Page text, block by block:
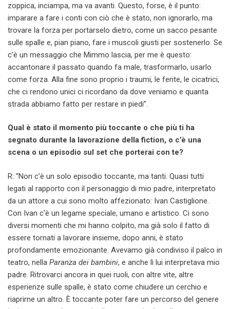
zoppica, inciampa, ma va avanti. Questo, forse, è il punto:
imparare a fare i conti con ciò che è stato, non ignorarlo, ma
trovare la forza per portarselo dietro, come un sacco pesante
sulle spalle e, pian piano, fare i muscoli giusti per sostenerlo. Se
c’è un messaggio che Mimmo lascia, per me è questo:
accantonare il passato quando fa male, trasformarlo, usarlo
come forza. Alla fine sono proprio i traumi, le ferite, le cicatrici,
che ci rendono unici ci ricordano da dove veniamo e quanta
strada abbiamo fatto per restare in piedi”.
Qual è stato il momento più toccante o che più ti ha
segnato durante la lavorazione della fiction, o c’è una
scena o un episodio sul set che porterai con te?
R: “Non c’è un solo episodio toccante, ma tanti. Quasi tutti
legati al rapporto con il personaggio di mio padre, interpretato
da un attore a cui sono molto affezionato: Ivan Castiglione.
Con Ivan c’è un legame speciale, umano e artistico. Ci sono
diversi momenti che mi hanno colpito, ma già solo il fatto di
essere tornati a lavorare insieme, dopo anni, è stato
profondamente emozionante. Avevamo già condiviso il palco in
teatro, nella Paranza dei bambini, e anche lì lui interpretava mio
padre. Ritrovarci ancora in quei ruoli, con altre vite, altre
esperienze sulle spalle, è stato come chiudere un cerchio e
riaprirne un altro. È toccante poter fare un percorso del genere